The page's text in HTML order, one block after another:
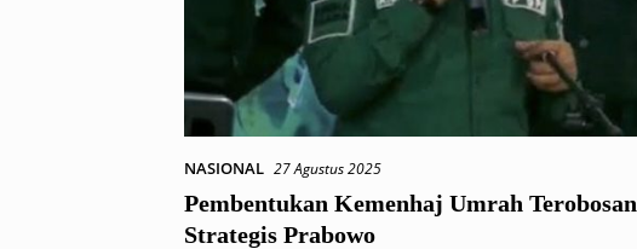
NASIONAL 27 Agustus 2025
Pembentukan Kemenhaj Umrah Terobosan
Strategis Prabowo